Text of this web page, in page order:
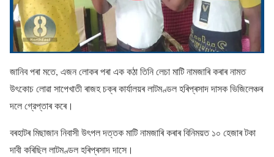
জানিব পৰা মতে, এজন লােকৰ পৰা এক কঠা তিনি লেচা মাটি নামজাৰি কৰাৰ নামত
উৎকোচ লোৱা সাপেখাতী ৰাজহ চক্ৰ কাৰ্যালয়ৰ লাটমণ্ডল হৰিপ্ৰসাদ দাসক ভিজিলেঞ্চৰ
দলে গ্রেপ্তাৰ কৰে।
বৰহাটৰ মিছাজান নিবাসী উৎপল দত্তক মাটি নামজাৰি কৰাৰ বিনিময়ত ১০ হেজাৰ টকা
দাবী কৰিছিল লাটমণ্ডল হৰিপ্ৰসাদ দাসে।